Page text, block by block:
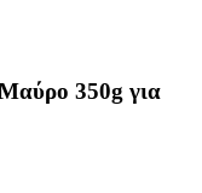
350g για